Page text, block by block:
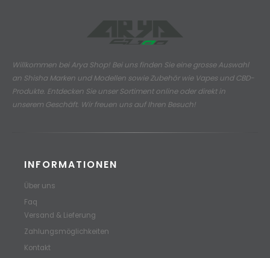
Willkommen bei Arya Shop! Bei uns finden Sie eine grosse Auswahl
an Shisha Marken und Modellen sowie Zubehör wie Vapes und CBD-
Produkte. Entdecken Sie unser Sortiment online oder direkt in
unserem Geschäft. Wir freuen uns auf Ihren Besuch!
INFORMATIONEN
Über uns
Faq
Versand & Lieferung
Zahlungsmöglichkeiten
Kontakt